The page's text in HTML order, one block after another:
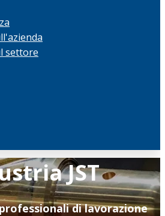
settore
JST
di lavorazione